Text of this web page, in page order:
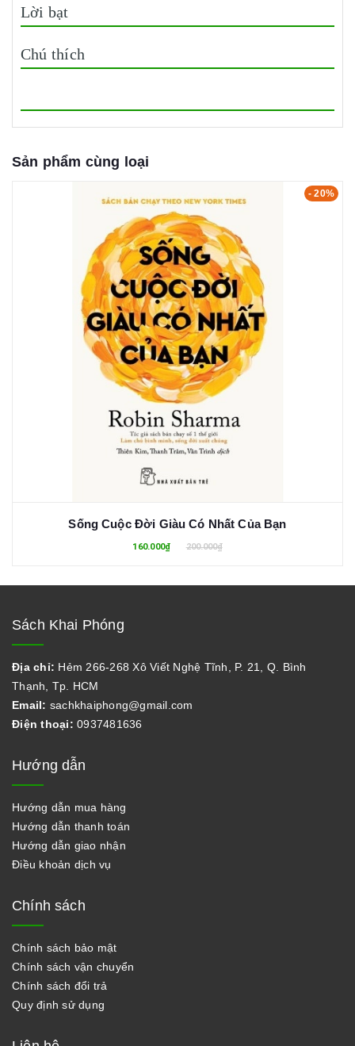
Lời bạt
Chú thích
Sản phẩm cùng loại
- 20%
Sống Cuộc Đời Giàu Có Nhất Của Bạn
160.000₫ 200.000₫
Sách Khai Phóng
Địa chỉ: Hẻm 266-268 Xô Viết Nghệ Tĩnh, P. 21, Q. Bình
Thạnh, Tp. HCM
Email: sachkhaiphong@gmail.com
Điện thoại: 0937481636
Hướng dẫn
Hướng dẫn mua hàng
Hướng dẫn thanh toán
Hướng dẫn giao nhận
Điều khoản dịch vụ
Chính sách
Chính sách bảo mật
Chính sách vận chuyển
Chính sách đổi trả
Quy định sử dụng